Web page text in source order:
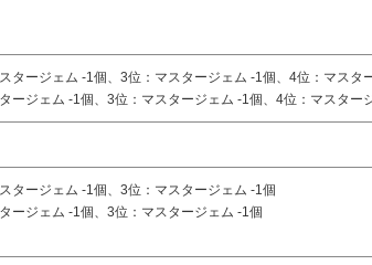
タージェム -1個、3位：マスタージェム -1個、4位：マスタ
ージェム -1個、3位：マスタージェム -1個、4位：マスター
タージェム -1個、3位：マスタージェム -1個
ージェム -1個、3位：マスタージェム -1個